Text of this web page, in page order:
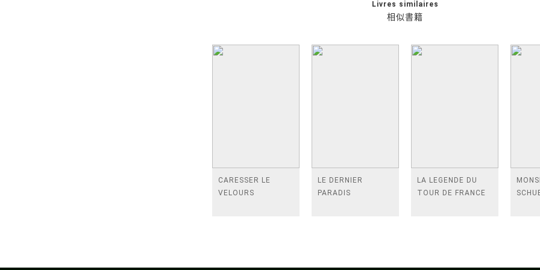
相似書籍
Livres similaires
CARESSER LE
VELOURS
LE DERNIER
PARADIS
LA LEGENDE DU
TOUR DE FRANCE